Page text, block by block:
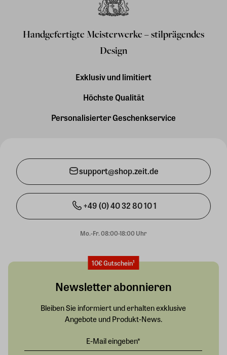
Handgefertigte Meisterwerke – stilprägendes
Design
Exklusiv und limitiert
Höchste Qualität
Personalisierter Geschenkservice
support@shop.zeit.de
+49 (0) 40 32 80 10 1
Mo.-Fr. 08:00-18:00 Uhr
10€ Gutschein¹
Newsletter abonnieren
Bleiben Sie informiert und erhalten exklusive
Angebote und Produkt-News.